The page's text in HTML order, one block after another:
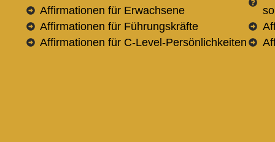
Affirmationen für Erwachsene
Affirmationen für Führungskräfte
Affirmationen für C-Level-Persönlichkeiten